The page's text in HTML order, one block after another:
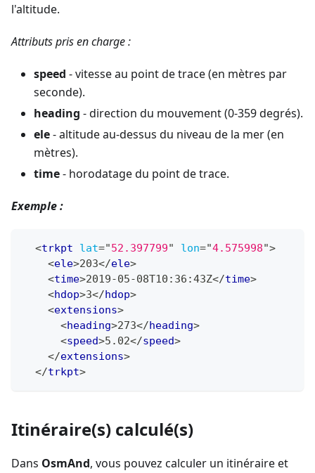
l'altitude.
Attributs pris en charge :
speed - vitesse au point de trace (en mètres par
seconde).
heading - direction du mouvement (0-359 degrés).
ele- altitude au-dessus du niveau de la mer (en
mètres).
time- horodatage du point de trace.
Exemple :
<trkpt lat="52.397799" lon="4.575998">
<ele>203</ele>
<time>2019-05-08T10:36:43Z</time>
<hdop>3</hdop>
<extensions>
<heading>273</heading>
<speed>5.02</speed>
</extensions>
</trkpt>
Itinéraire(s) calculé(s)
Dans OsmAnd, vous pouvez calculer un itinéraire et